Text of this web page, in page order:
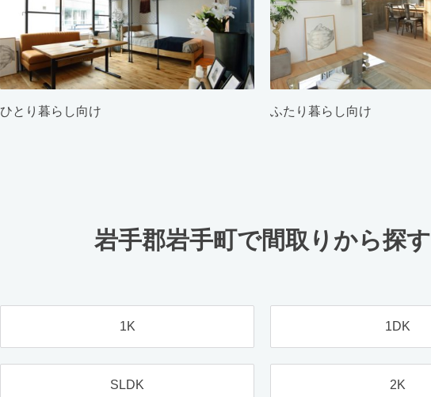
ひとり暮らし向け ふたり暮らし向け
岩手郡岩手町で間取りから探す
1K 1DK
SLDK 2K